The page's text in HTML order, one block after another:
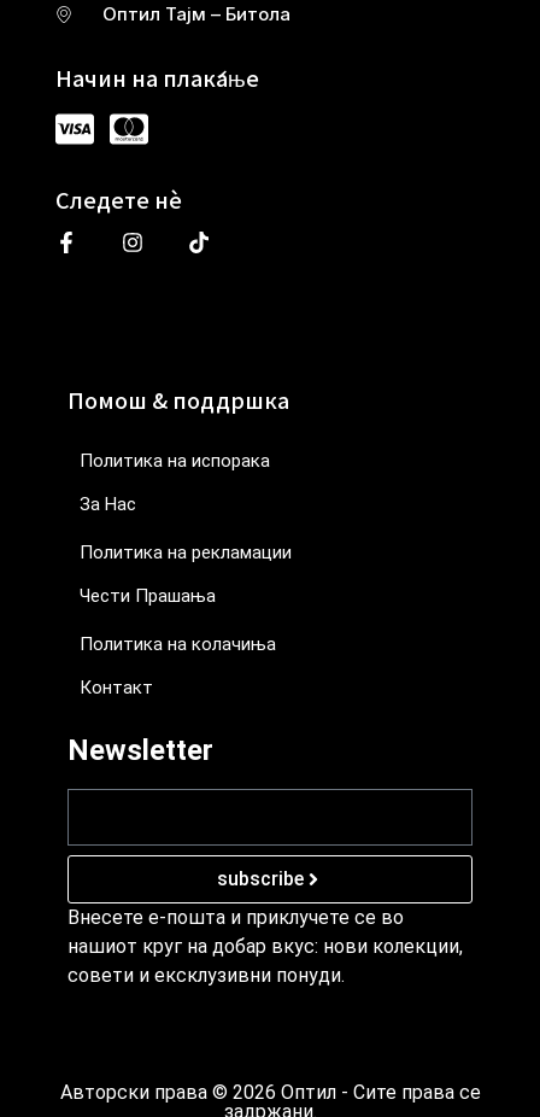
Оптил Тајм – Битола
Начин на плаќање
Следете нè
Помош & поддршка
Политика на испорака
За Нас
Политика на рекламации
Чести Прашања
Политика на колачиња
Контакт
Newsletter
subscribe
Внесете е-пошта и приклучете се во
нашиот круг на добар вкус: нови колекции,
совети и ексклузивни понуди.
Авторски права © 2026 Оптил - Сите права се
задржани.